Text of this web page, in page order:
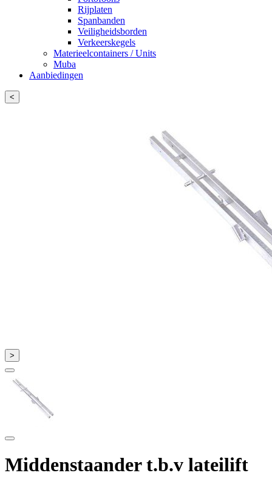
Rijplaten
Spanbanden
Veiligheidsborden
Verkeerskegels
Materieelcontainers / Units
Muba
Aanbiedingen
<
>
Middenstaander t.b.v lateilift